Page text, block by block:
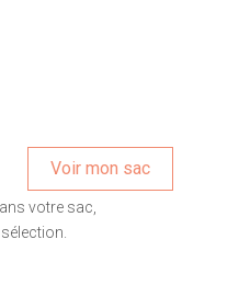
Voir mon sac
votre sac,